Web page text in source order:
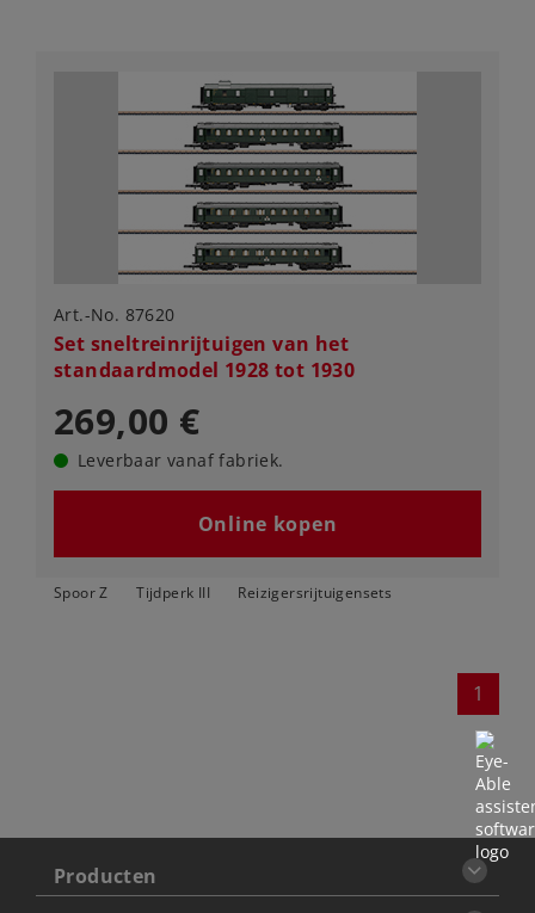
Art.-No. 87620
Set sneltreinrijtuigen van het
standaardmodel 1928 tot 1930
269,00 €
Leverbaar vanaf fabriek.
Online kopen
Spoor Z Tijdperk III Reizigersrijtuigensets
1
Producten